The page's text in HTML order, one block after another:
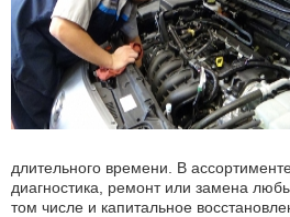
длительного времени. В
диагностика, ремонт или замена
том числе и капитальное